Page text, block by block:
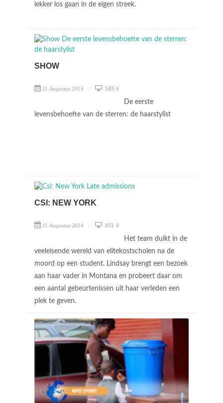
lekker los gaan in de eigen streek.
SHOW
11 Augustus 2014 SBS 6
De eerste
levensbehoefte van de sterren: de haarstylist
CSI: NEW YORK
11 Augustus 2014 RTL 4
Het team duikt in de
veeleisende wereld van elitekostscholen na de
moord op een student. Lindsay brengt een bezoek
aan haar vader in Montana en probeert daar om
een aantal gebeurtenissen uit haar verleden een
plek te geven.